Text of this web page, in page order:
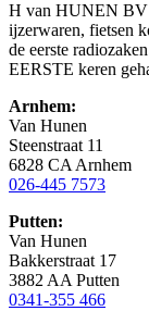
H van HUNEN BV
ijzerwaren, fietsen
de eerste
EERSTE keren
Arnhem:
Van Hunen
Steenstraat 11
6828 CA Arnhem
026-445 7573
Putten:
Van Hunen
Bakkerstraat 17
3882 AA Putten
0341-355 466